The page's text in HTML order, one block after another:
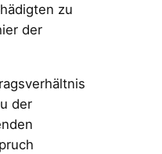
zu
der
der